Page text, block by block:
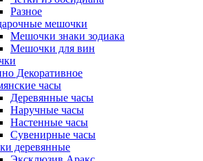
Разное
мешочки
Мешочки знаки зодиака
Мешочки для вин
Декоративное
часы
Деревянные часы
Наручные часы
Настенные часы
Сувенирные часы
деревянные